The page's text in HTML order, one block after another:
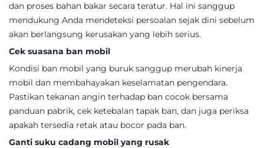
dan proses bahan bakar secara teratur. Hal ini sanggup
mendukung Anda mendeteksi persoalan sejak dini sebelum
akan berlangsung kerusakan yang lebih serius.
Cek suasana ban mobil
Kondisi ban mobil yang buruk sanggup merubah kinerja
mobil dan membahayakan keselamatan pengendara.
Pastikan tekanan angin terhadap ban cocok bersama
panduan pabrik, cek ketebalan tapak ban, dan juga periksa
apakah tersedia retak atau bocor pada ban.
Ganti suku cadang mobil yang rusak